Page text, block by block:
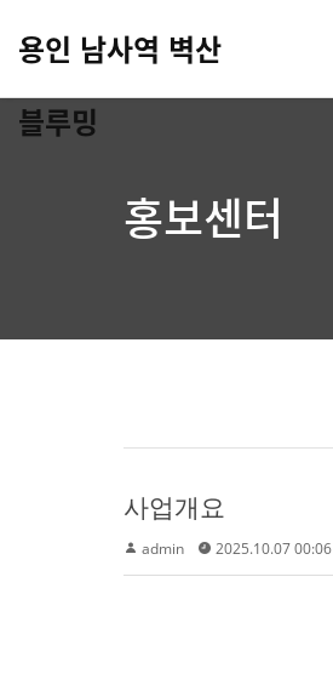
용인 남사역 벽산
블루밍
홍보센터
사업개요
admin 2025.10.07 00:06